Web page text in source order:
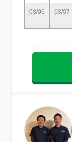
08/06
-
08/07
-